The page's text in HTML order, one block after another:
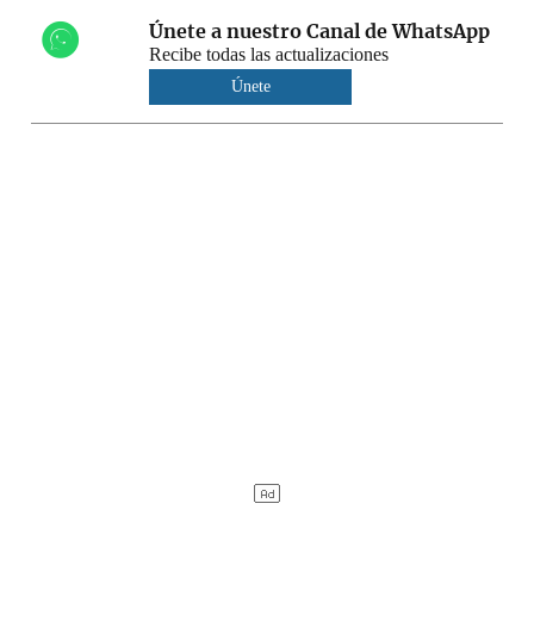
Únete a nuestro Canal de WhatsApp
Recibe todas las actualizaciones
Únete